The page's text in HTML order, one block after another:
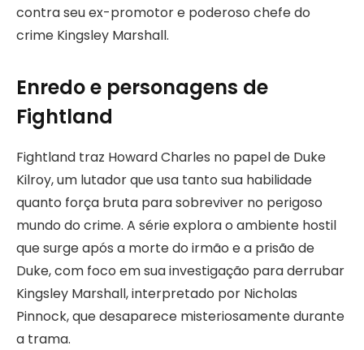
contra seu ex-promotor e poderoso chefe do
crime Kingsley Marshall.
Enredo e personagens de
Fightland
Fightland traz Howard Charles no papel de Duke
Kilroy, um lutador que usa tanto sua habilidade
quanto força bruta para sobreviver no perigoso
mundo do crime. A série explora o ambiente hostil
que surge após a morte do irmão e a prisão de
Duke, com foco em sua investigação para derrubar
Kingsley Marshall, interpretado por Nicholas
Pinnock, que desaparece misteriosamente durante
a trama.